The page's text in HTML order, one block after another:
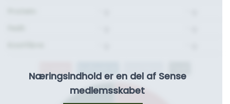
Næringsindhold er en del af Sense
medlemsskabet